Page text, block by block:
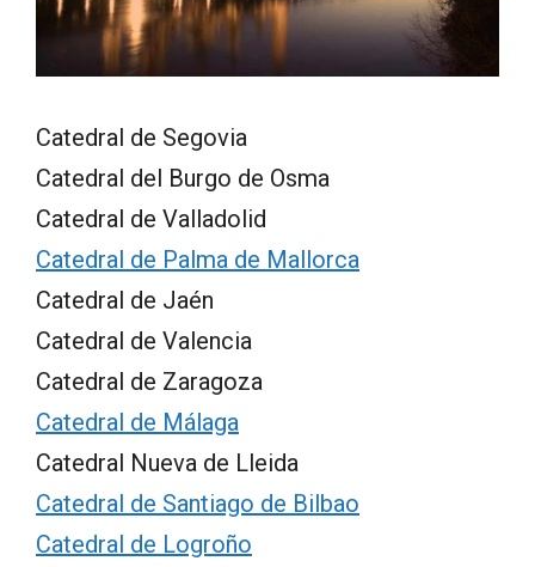
Catedral de Segovia
Catedral del Burgo de Osma
Catedral de Valladolid
Catedral de Palma de Mallorca
Catedral de Jaén
Catedral de Valencia
Catedral de Zaragoza
Catedral de Málaga
Catedral Nueva de Lleida
Catedral de Santiago de Bilbao
Catedral de Logroño